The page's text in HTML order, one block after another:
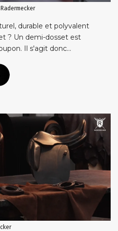
durable et polyvalent
? Un demi-dosset est
Il s'agit donc...